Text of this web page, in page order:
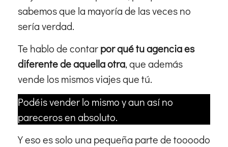
sabemos que la mayoría de las veces no
sería verdad.
Te hablo de contarpor qué tu agencia es
diferente de aquella otra, que además
vende los mismos viajes que tú.
Podéis vender lo mismo y aun así no
pareceros en absoluto.
Y eso es solo una pequeña parte de toooodo